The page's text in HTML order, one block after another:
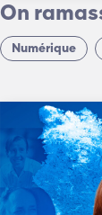
On
Numérique